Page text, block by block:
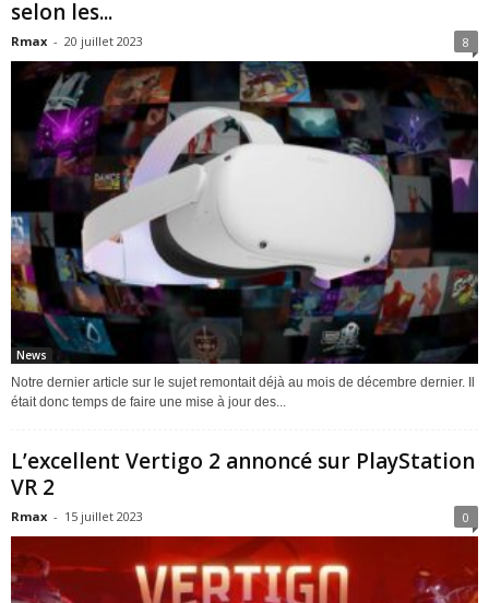
selon les...
Rmax - 20 juillet 2023 8
News
Notre dernier article sur le sujet remontait déjà au mois de décembre dernier. Il
était donc temps de faire une mise à jour des...
L’excellent Vertigo 2 annoncé sur PlayStation
VR 2
Rmax - 15 juillet 2023 0